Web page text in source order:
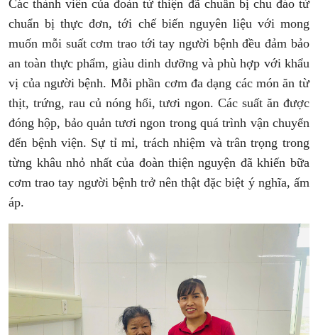
Các thành viên của đoàn từ thiện đã chuẩn bị chu đáo từ
chuẩn bị thực đơn, tới chế biến nguyên liệu với mong
muốn mỗi suất cơm trao tới tay người bệnh đều đảm bảo
an toàn thực phẩm, giàu dinh dưỡng và phù hợp với khẩu
vị của người bệnh. Mỗi phần cơm đa dạng các món ăn từ
thịt, trứng, rau củ nóng hổi, tươi ngon. Các suất ăn được
đóng hộp, bảo quản tươi ngon trong quá trình vận chuyển
đến bệnh viện. Sự tỉ mỉ, trách nhiệm và trân trọng trong
từng khâu nhỏ nhất của đoàn thiện nguyện đã khiến bữa
cơm trao tay người bệnh trở nên thật đặc biệt ý nghĩa, ấm
áp.